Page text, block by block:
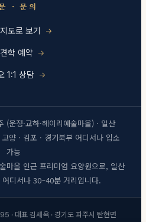
· 문의
도로 보기
학 예약
1:1 상담
(운정·교하·헤이리예술마을) · 일산
양 · 김포 · 경기북부 어디서나 입소
가능
마을 인근 프리미엄 요양원으로, 일산
어디서나 30~40분 거리입니다.
· 대표 김세옥 · 경기도 파주시 탄현면